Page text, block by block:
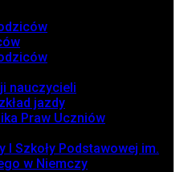
nauczycieli
jazdy
Praw Uczniów
I Szkoły Podstawowej im.
w Niemczy